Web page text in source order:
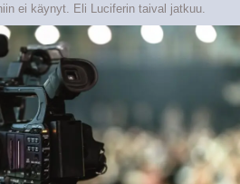
ei käynyt. Eli Luciferin taival jatkuu.
The Order sarjaa, mikä oli
mutta tajuttoman koukuttava. Kaksi
se veti vaan mukaansa. Harmitti
kautta tullut.